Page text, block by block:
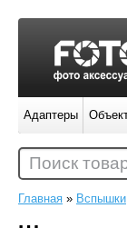
Главная » Вспышки
Адаптеры
Поиск